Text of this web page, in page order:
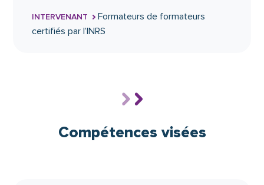
Les déplacements naturels.
formation-action d’acteur
prévention ASD
INTERVENANT Formateurs de formateurs
certifiés par l’INRS
Compétences visées